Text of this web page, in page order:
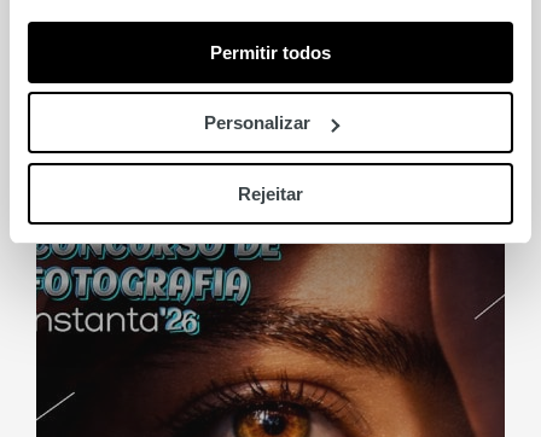
Permitir todos
Personalizar
Rejeitar
Yoga no Ponto Alto de